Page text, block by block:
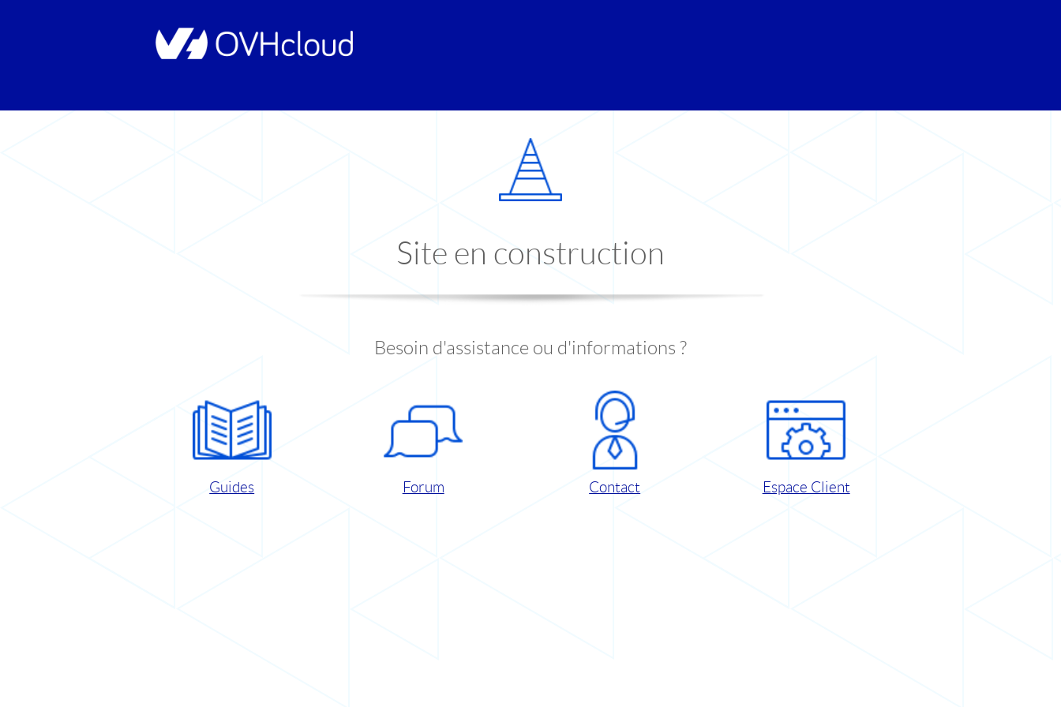
Site en construction
Besoin d'assistance ou d'informations ?
Guides Forum Contact Espace Client